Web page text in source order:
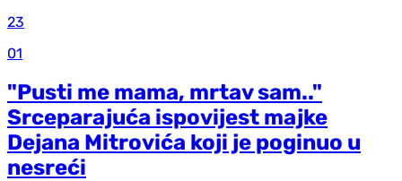
23
01
"Pusti me mama, mrtav sam.."
Srceparajuća ispovijest majke
Dejana Mitrovića koji je poginuo u
nesreći